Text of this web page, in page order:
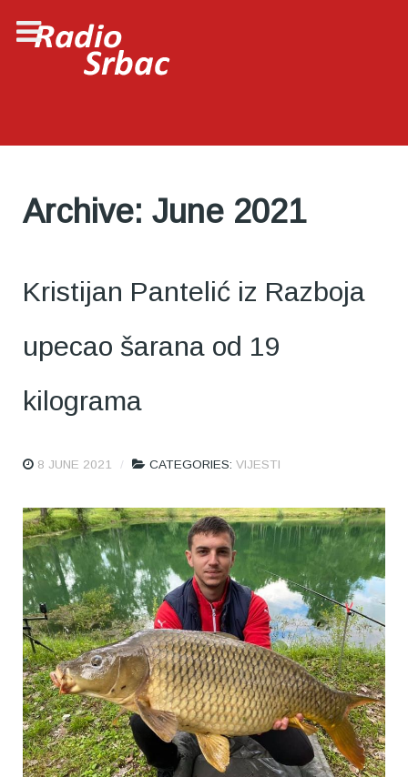
Archive: June 2021
Kristijan Pantelić iz Razboja
upecao šarana od 19
kilograma
8 JUNE 2021 CATEGORIES: VIJESTI